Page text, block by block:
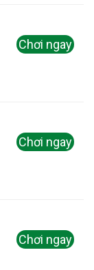
Chơi ngay
Chơi ngay
Chơi ngay